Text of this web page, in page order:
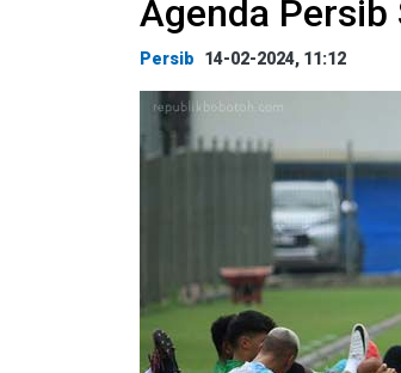
Agenda
Persib 14-02-2024, 11:12